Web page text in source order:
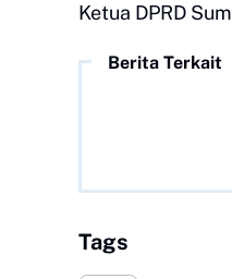
Ketua DPRD
Berita Terkait
Tags